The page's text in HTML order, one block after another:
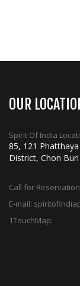
OUR
Spirit Of India
85, 121
District, Chon
Call for
E-mail:
1TouchMap: